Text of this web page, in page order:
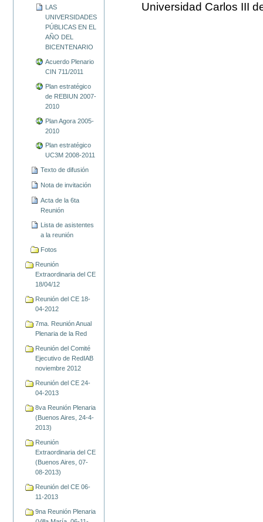
LAS
UNIVERSIDADES
PÚBLICAS EN EL
AÑO DEL
BICENTENARIO
Acuerdo Plenario
CIN 711/2011
Plan estratégico
de REBIUN 2007-
2010
Plan Agora 2005-
2010
Plan estratégico
UC3M 2008-2011
Texto de difusión
Nota de invitación
Acta de la 6ta
Reunión
Lista de asistentes
a la reunión
Fotos
Reunión
Extraordinaria del CE
18/04/12
Reunión del CE 18-
04-2012
7ma. Reunión Anual
Plenaria de la Red
Reunión del Comité
Ejecutivo de RedIAB
noviembre 2012
Reunión del CE 24-
04-2013
8va Reunión Plenaria
(Buenos Aires, 24-4-
2013)
Reunión
Extraordinaria del CE
(Buenos Aires, 07-
08-2013)
Reunión del CE 06-
11-2013
9na Reunión Plenaria
Universidad Carlos III